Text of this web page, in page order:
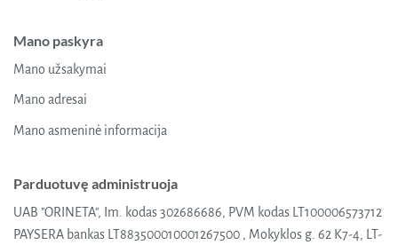
Mano paskyra
Mano užsakymai
Mano adresai
Mano asmeninė informacija
Parduotuvę administruoja
UAB "ORINETA", Im. kodas 302686686, PVM kodas LT100006573712
PAYSERA bankas LT883500010001267500 , Mokyklos g. 62 K7-4, LT-